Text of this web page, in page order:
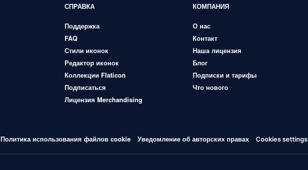
СПРАВКА
Поддержка
FAQ
Стили иконок
Редактор иконок
Коллекции Flaticon
Подписаться
Лицензия Merchandising
КОМПАНИЯ
О нас
Контакт
Наша лицензия
Блог
Подписки и тарифы
Что нового
Политика использования файлов cookie Уведомление об авторских правах Cookies settings